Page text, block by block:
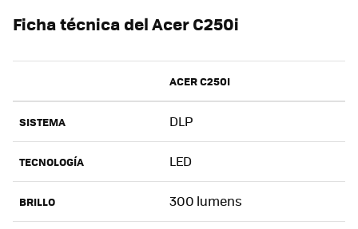
Ficha técnica del Acer C250i
ACER C250I
SISTEMA DLP
TECNOLOGÍA LED
BRILLO 300 lumens